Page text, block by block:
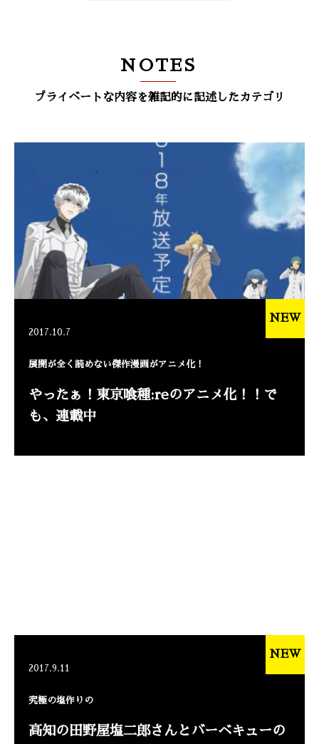
NOTES
プライベートな内容を雑記的に記述したカテゴリ
2017.10.7
展開が全く読めない傑作漫画がアニメ化！
やったぁ！東京喰種:reのアニメ化！！で
も、連載中
NEW
2017.9.11
究極の塩作りの
高知の田野屋塩二郎さんとバーベキューの
NEW